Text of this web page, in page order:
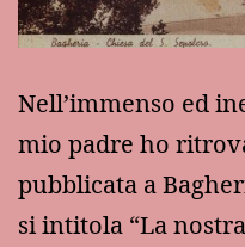
Nell’immenso ed
mio padre ho
pubblicata a
si intitola “La